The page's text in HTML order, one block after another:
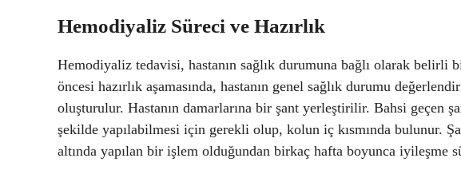
Hemodiyaliz Süreci ve Hazırlık
Hemodiyaliz tedavisi, hastanın sağlık durumuna bağlı olarak belirli
öncesi hazırlık aşamasında, hastanın genel sağlık durumu
oluşturulur. Hastanın damarlarına bir şant yerleştirilir. Bahsi geçen
şekilde yapılabilmesi için gerekli olup, kolun iç kısmında bulunur.
altında yapılan bir işlem olduğundan birkaç hafta boyunca iyileşme